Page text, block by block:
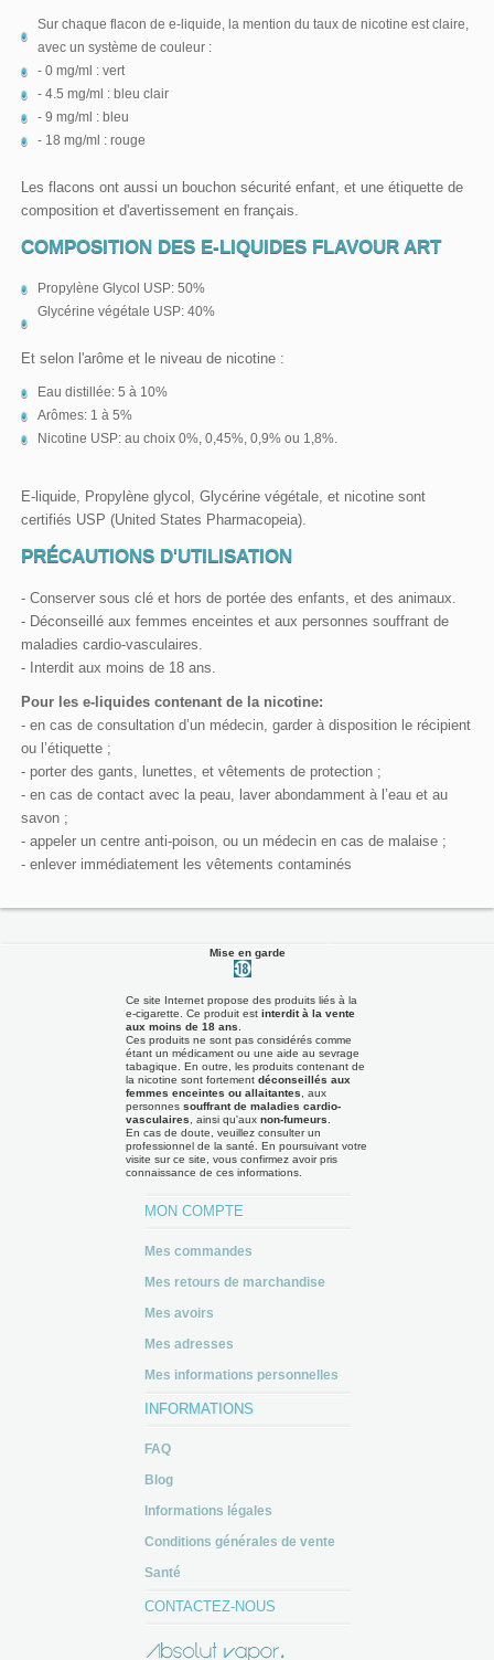
Sur chaque flacon de e-liquide, la mention du taux de nicotine est claire,
avec un système de couleur :
- 0 mg/ml : vert
- 4.5 mg/ml : bleu clair
- 9 mg/ml : bleu
- 18 mg/ml : rouge
Les flacons ont aussi un bouchon sécurité enfant, et une étiquette de
composition et d'avertissement en français.
COMPOSITION DES E-LIQUIDES FLAVOUR ART
Propylène Glycol USP: 50%
Glycérine végétale USP: 40%
Et selon l'arôme et le niveau de nicotine :
Eau distillée: 5 à 10%
Arômes: 1 à 5%
Nicotine USP: au choix 0%, 0,45%, 0,9% ou 1,8%.
E-liquide, Propylène glycol, Glycérine végétale, et nicotine sont
certifiés USP (United States Pharmacopeia).
PRÉCAUTIONS D'UTILISATION
- Conserver sous clé et hors de portée des enfants, et des animaux.
- Déconseillé aux femmes enceintes et aux personnes souffrant de
maladies cardio-vasculaires.
- Interdit aux moins de 18 ans.
Pour les e-liquides contenant de la nicotine:
- en cas de consultation d’un médecin, garder à disposition le récipient
ou l’étiquette ;
- porter des gants, lunettes, et vêtements de protection ;
- en cas de contact avec la peau, laver abondamment à l’eau et au
savon ;
- appeler un centre anti-poison, ou un médecin en cas de malaise ;
- enlever immédiatement les vêtements contaminés
Mise en garde
Ce site Internet propose des produits liés à la
e-cigarette. Ce produit est interdit à la vente
aux moins de 18 ans
Ces produits ne sont pas considérés comme
étant un médicament ou une aide au sevrage
tabagique. En outre, les produits contenant de
la nicotine sont fortement déconseillés aux
femmes enceintes ou allaitantes , aux
personnes souffrant de maladies cardio-
vasculaires , ainsi qu'aux non-fumeurs
En cas de doute, veuillez consulter un
professionnel de la santé. En poursuivant votre
visite sur ce site, vous confirmez avoir pris
connaissance de ces informations.
MON COMPTE
Mes commandes
Mes retours de marchandise
Mes avoirs
Mes adresses
Mes informations personnelles
INFORMATIONS
FAQ
Blog
Informations légales
Conditions générales de vente
Santé
CONTACTEZ-NOUS